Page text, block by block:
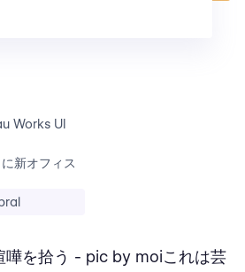
Works UI
新オフィス
を拾う - pic by moiこれは芸